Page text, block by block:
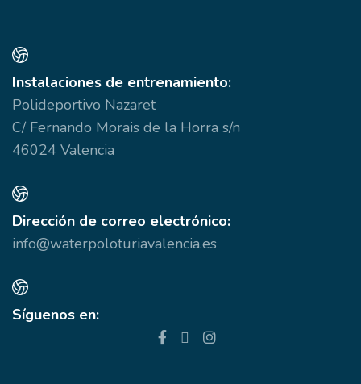
Instalaciones de entrenamiento:
Polideportivo Nazaret
C/ Fernando Morais de la Horra s/n
46024 Valencia
Dirección de correo electrónico:
info@waterpoloturiavalencia.es
Síguenos en: